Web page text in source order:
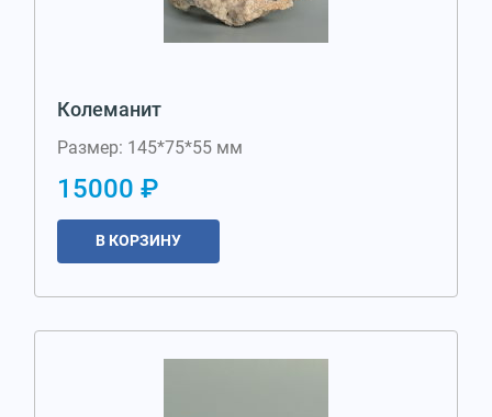
Колеманит
Размер: 145*75*55 мм
15000 ₽
В КОРЗИНУ